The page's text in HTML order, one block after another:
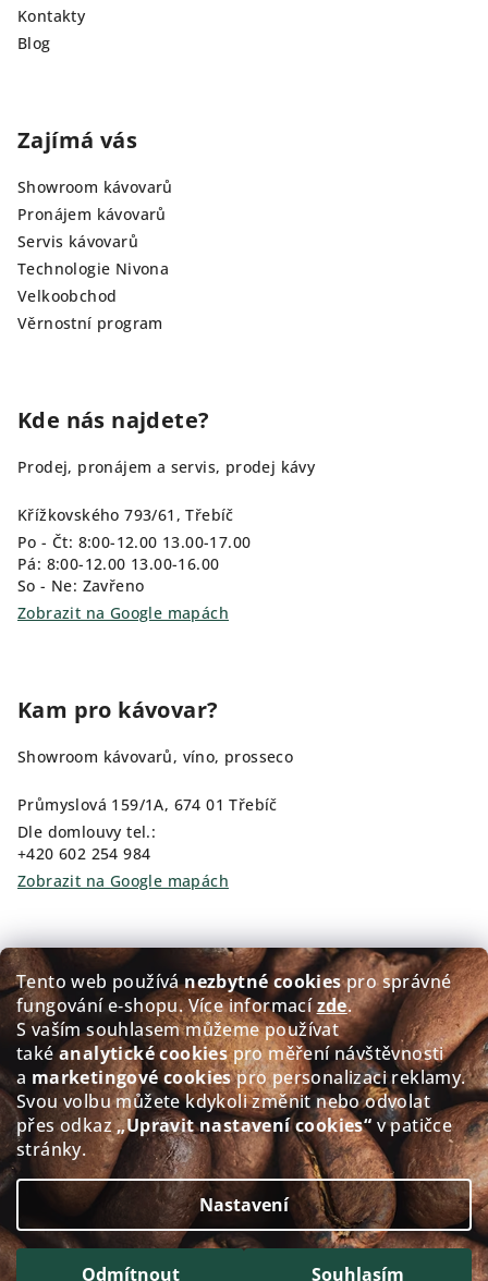
Tento web používánezbytné cookiespro správné
fungování e‑shopu. Více informacízde.
S vaším souhlasem můžeme používat
takéanalytické cookiespro měření návštěvnosti
a marketingové cookiespro personalizaci reklamy.
Svou volbu můžete kdykoli změnit nebo odvolat
přes odkaz„Upravit nastavení cookies“v patičce
stránky.
Nastavení
Odmítnout Souhlasím
Kontakty
Blog
Zajímá vás
Showroom kávovarů
Pronájem kávovarů
Servis kávovarů
Technologie Nivona
Velkoobchod
Věrnostní program
Kde nás najdete?
Prodej, pronájem a servis, prodej kávy
Křížkovského 793/61, Třebíč
Po - Čt: 8:00-12.00 13.00-17.00
Pá: 8:00-12.00 13.00-16.00
So - Ne: Zavřeno
Zobrazit na Google mapách
Kam pro kávovar?
Showroom kávovarů, víno, prosseco
Průmyslová 159/1A, 674 01 Třebíč
Dle domlouvy tel.:
+420 602 254 984
Zobrazit na Google mapách
Kam pro kávu?
Prodej čerstvě pražené kávy GOLDEN Coffee
Přerovského 151/5, 674 01 Třebíč
Po - Pá: 8:00-12:00 12:30-17.30
So: 8:30-11.30
Ne: Zavřeno
Zobrazit na Google mapách
Copyright 2026alacaffé. Všechna práva vyhrazena.
Upravit nastavení cookies